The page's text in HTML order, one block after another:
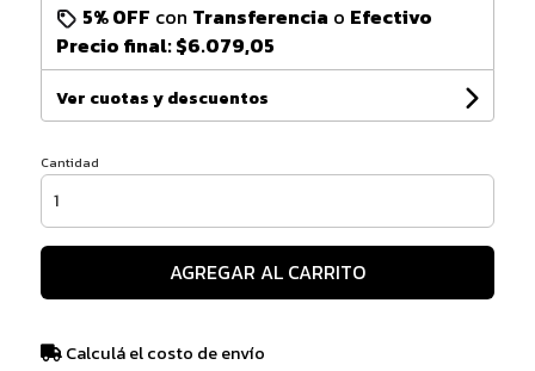
5% OFF con Transferencia o Efectivo
Precio final:$6.079,05
Ver cuotas y descuentos
Cantidad
AGREGAR AL CARRITO
Calculá el costo de envío